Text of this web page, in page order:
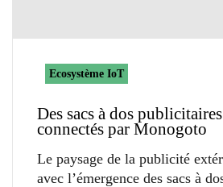
Ecosystème IoT
Des sacs à dos
connectés par Monogoto
Le paysage de la publicité
avec l’émergence des sacs à